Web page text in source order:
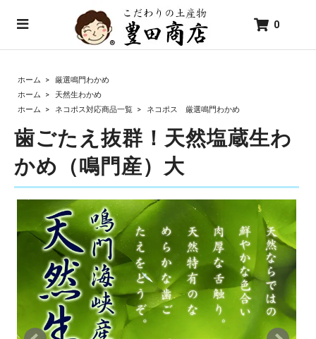
0
ホーム >
厳選鳴門わかめ
ホーム
>
天然生わかめ
ホーム
> ネコポス対応商品一覧 > ネコポス 厳選鳴門わかめ
歯ごたえ抜群！天然塩蔵生わ
かめ（鳴門産）大